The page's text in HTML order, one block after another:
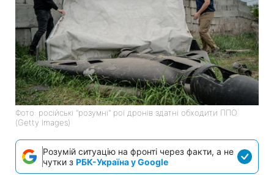
Фото: російські "розумні" рої дронів здатні обходити ППО
(Getty Images)
Розумій ситуацію на фронті через факти, а не
чутки з РБК-Україна у Google